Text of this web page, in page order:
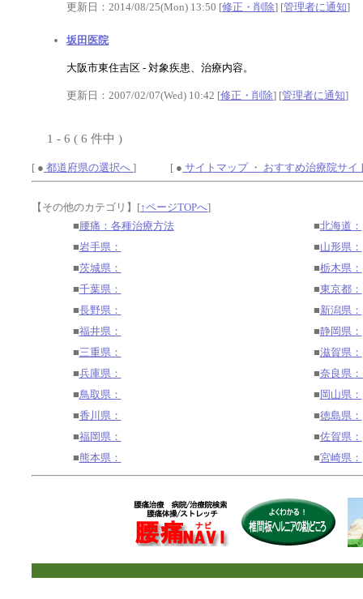
更新日：2014/08/25(Mon) 13:50 [修正・削除] [管理者に通知]
坂田医院
大阪市東住吉区 - 対象疾患、治療内容。
更新日：2007/02/07(Wed) 10:42 [修正・削除] [管理者に通知]
1 - 6 ( 6 件中 )
[ ● 都道府県の選択へ] [ ● サイトマップ ・ おすすめ治療院サイ
【その他のカテゴリ】 [↑ページTOPへ]
■腰痛：各種治療方法 ■北海道：
■岩手県： ■山形県：
■茨城県： ■栃木県：
■千葉県： ■東京都：
■長野県： ■新潟県：
■福井県： ■静岡県：
■三重県： ■滋賀県：
■兵庫県： ■奈良県
■鳥取県： ■ 岡山県：
■香川県： ■徳島県：
■福岡県： ■佐賀県：
■熊本県： ■宮崎県：